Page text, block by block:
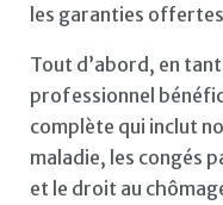
les garanties
Tout d’abord, en
professionnel
complète qui inclut
maladie, les congés
et le droit au